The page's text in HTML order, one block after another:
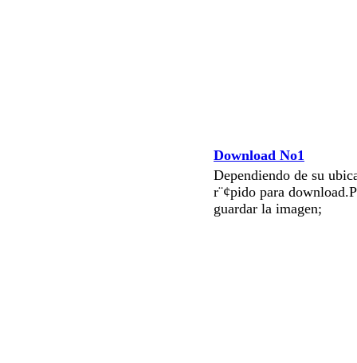
Download No1
Dependiendo de su
r¨¢pido para
guardar la imagen;